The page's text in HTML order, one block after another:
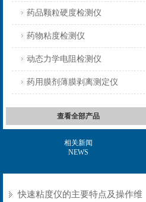
药品颗粒硬度检测仪
药物粘度检测仪
动态力学电阻检测仪
药用膜剂薄膜剥离测定仪
查看全部产品
相关新闻
NEWS
快速粘度仪的主要特点及操作维